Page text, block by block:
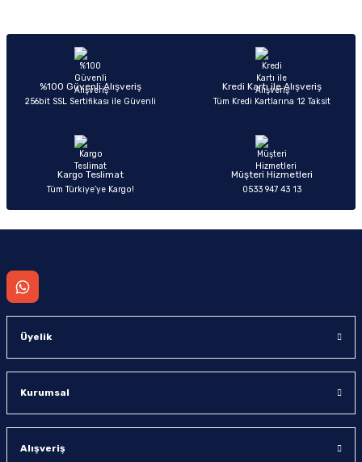
Ürün açıklamasında eksik bilgiler bulunuyor.
Ürün bilgilerinde hatalar bulunuyor.
Ürün fiyatı diğer sitelerden daha pahalı.
Sitemize ilk yorumu siz yapın!
%100 Güvenli Alışveriş
256bit SSL Sertifikası ile Güvenli
Kredi Kartı ile Alışveriş
Tüm Kredi Kartlarına 12 Taksit
Kargo Teslimat
Tüm Türkiye’ye Kargo!
Müşteri Hizmetleri
0533 947 43 13
Üyelik
Kurumsal
Alışveriş